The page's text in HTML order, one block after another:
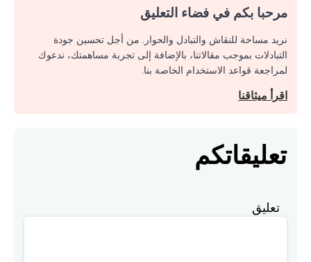
مرحبا بكم في فضاء التعليق
نريد مساحة للنقاش والتبادل والحوار. من أجل تحسين جودة
التبادلات بموجب مقالاتنا، بالإضافة إلى تجربة مساهمتك، ندعوك
لمراجعة قواعد الاستخدام الخاصة بنا.
اقرأ ميثاقنا
تعليقاتكم
تعليق